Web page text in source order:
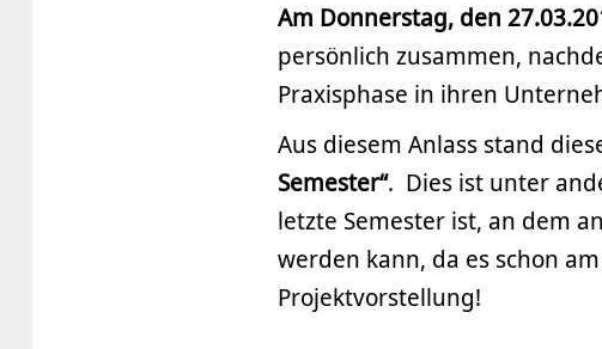
Am Donnerstag, den
persönlich zusammen,
Praxisphase in ihren
Aus diesem Anlass stand
Semester“. Dies ist unter
letzte Semester ist, an dem
werden kann, da es schon am
Projektvorstellung!